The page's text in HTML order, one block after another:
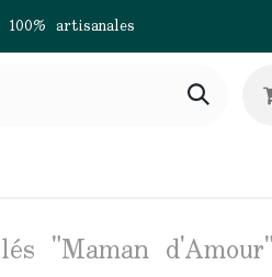
artisanales
"Maman d'Amour"